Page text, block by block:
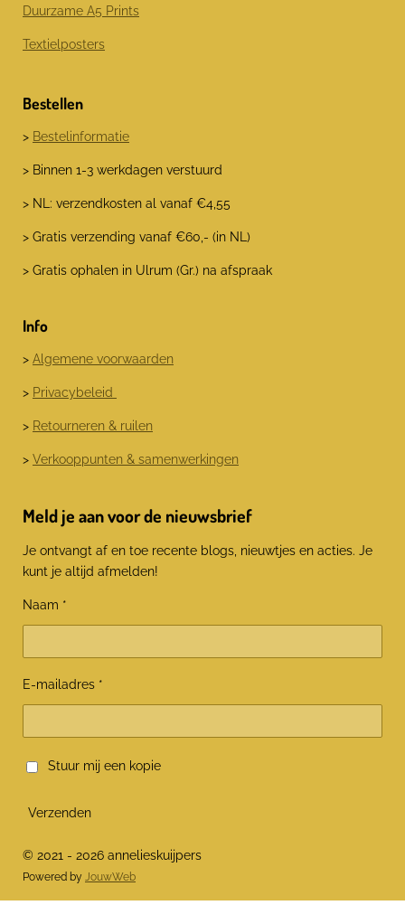
Duurzame A5 Prints
Textielposters
Bestellen
> Bestelinformatie
> Binnen 1-3 werkdagen verstuurd
> NL: verzendkosten al vanaf €4,55
> Gratis verzending vanaf €60,- (in NL)
> Gratis ophalen in Ulrum (Gr.) na afspraak
Info
> Algemene voorwaarden
> Privacybeleid
> Retourneren & ruilen
> Verkooppunten & samenwerkingen
Meld je aan voor de nieuwsbrief
Je ontvangt af en toe recente blogs, nieuwtjes en acties. Je
kunt je altijd afmelden!
Naam *
E-mailadres *
Stuur mij een kopie
Verzenden
© 2021 - 2026 annelieskuijpers
Powered by JouwWeb